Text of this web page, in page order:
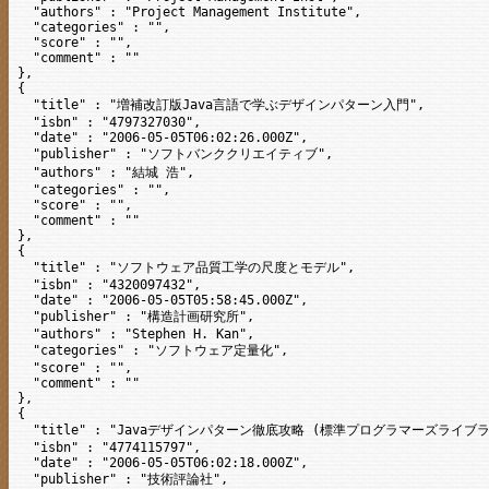
  "authors" : "Project Management Institute",
  "categories" : "",
  "score" : "",
  "comment" : ""
},
{
  "title" : "増補改訂版Java言語で学ぶデザインパターン入門",
  "isbn" : "4797327030",
  "date" : "2006-05-05T06:02:26.000Z",
  "publisher" : "ソフトバンククリエイティブ",
  "authors" : "結城 浩",
  "categories" : "",
  "score" : "",
  "comment" : ""
},
{
  "title" : "ソフトウェア品質工学の尺度とモデル",
  "isbn" : "4320097432",
  "date" : "2006-05-05T05:58:45.000Z",
  "publisher" : "構造計画研究所",
  "authors" : "Stephen H. Kan",
  "categories" : "ソフトウェア定量化",
  "score" : "",
  "comment" : ""
},
{
"title" : "Javaデザインパターン徹底攻略 (標準プログラマーズライブ
  "isbn" : "4774115797",
  "date" : "2006-05-05T06:02:18.000Z",
  "publisher" : "技術評論社",